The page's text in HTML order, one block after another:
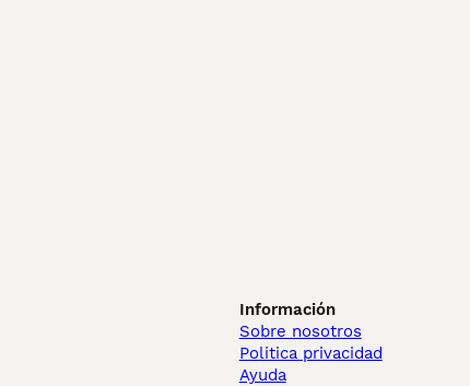
Información
Sobre nosotros
Politica privacidad
Ayuda